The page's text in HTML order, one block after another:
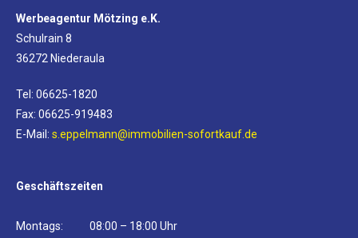
Werbeagentur Mötzing e.K.
Schulrain 8
36272 Niederaula
Tel: 06625-1820
Fax: 06625-919483
E-Mail: s.eppelmann@immobilien-sofortkauf.de
Geschäftszeiten
Montags: 08:00 – 18:00 Uhr